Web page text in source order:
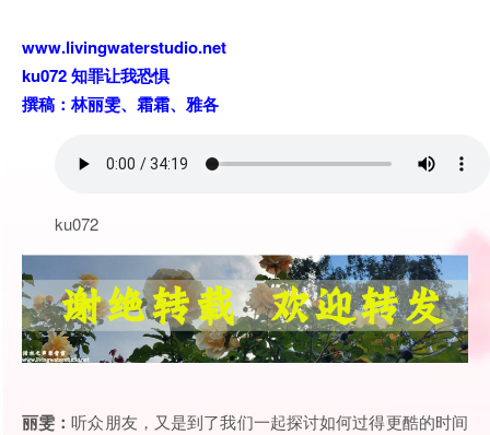
www.livingwaterstudio.net
ku072 知罪让我恐惧
撰稿：林丽雯、霜霜、雅各
ku072
丽雯：听众朋友，又是到了我们一起探讨如何过得更酷的时间